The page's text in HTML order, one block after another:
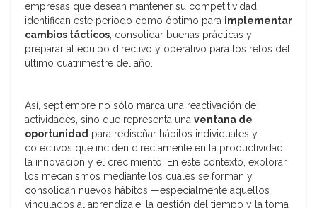
empresas que desean mantener su competitividad
identifican este periodo como óptimo para implementar
cambios tácticos, consolidar buenas prácticas y
preparar al equipo directivo y operativo para los retos del
último cuatrimestre del año.
Así, septiembre no sólo marca una reactivación de
actividades, sino que representa una ventana de
oportunidad para rediseñar hábitos individuales y
colectivos que inciden directamente en la productividad,
la innovación y el crecimiento. En este contexto, explorar
los mecanismos mediante los cuales se forman y
consolidan nuevos hábitos —especialmente aquellos
vinculados al aprendizaje, la gestión del tiempo y la toma